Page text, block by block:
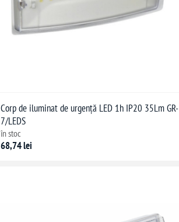
Corp de iluminat de urgență LED 1h IP20 35Lm GR-
7/LEDS
în stoc
68,74 lei